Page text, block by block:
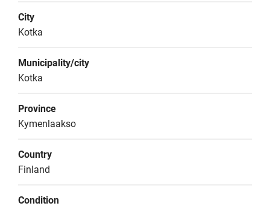
City
Kotka
Municipality/city
Kotka
Province
Kymenlaakso
Country
Finland
Condition